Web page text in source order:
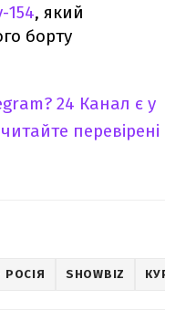
154, який
борту
24 Канал є у
перевірені
РОСІЯ SHOWBIZ